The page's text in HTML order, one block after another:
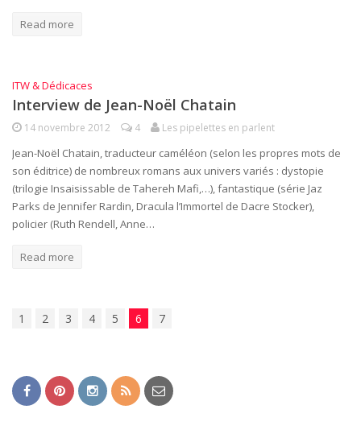
Read more
ITW & Dédicaces
Interview de Jean-Noël Chatain
14 novembre 2012 4 Les pipelettes en parlent
Jean-Noël Chatain, traducteur caméléon (selon les propres mots de
son éditrice) de nombreux romans aux univers variés : dystopie
(trilogie Insaisissable de Tahereh Mafi,…), fantastique (série Jaz
Parks de Jennifer Rardin, Dracula l’Immortel de Dacre Stocker),
policier (Ruth Rendell, Anne…
Read more
1 2 3 4 5 6 7